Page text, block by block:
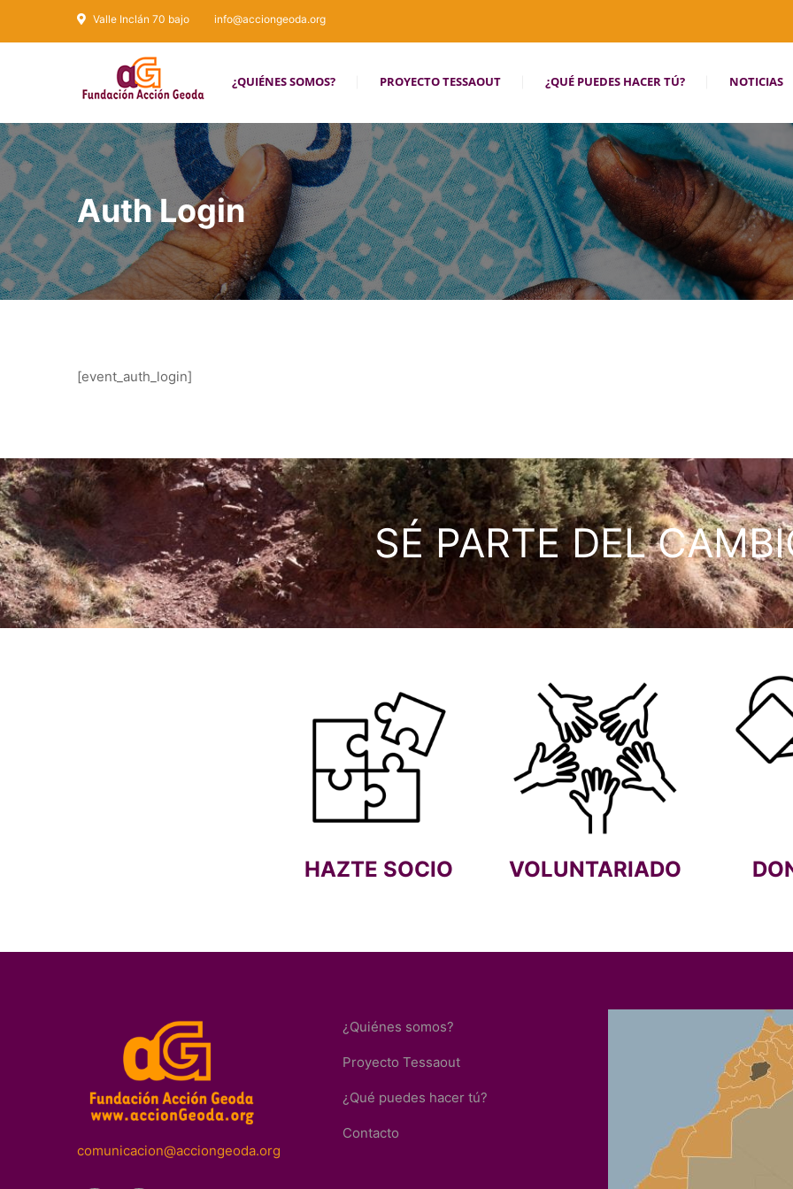
Valle Inclán 70 bajo info@acciongeoda.org
¿QUIÉNES SOMOS? PROYECTO TESSAOUT ¿QUÉ PUEDES HACER TÚ? NOTICIAS
Auth Login
[event_auth_login]
SÉ PARTE DEL
HAZTE SOCIO VOLUNTARIADO
comunicacion@acciongeoda.org
¿Quiénes somos?
Proyecto Tessaout
¿Qué puedes hacer tú?
Contacto